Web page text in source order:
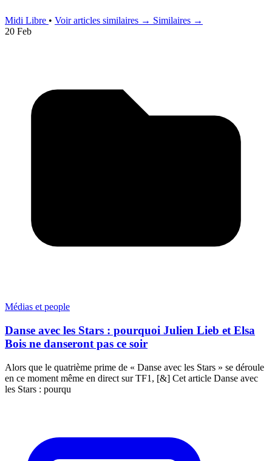
Midi Libre • Voir articles similaires → Similaires →
20 Feb
Médias et people
Danse avec les Stars : pourquoi Julien Lieb et Elsa
Bois ne danseront pas ce soir
Alors que le quatrième prime de « Danse avec les Stars » se déroule
en ce moment même en direct sur TF1, [&] Cet article Danse avec
les Stars : pourqu